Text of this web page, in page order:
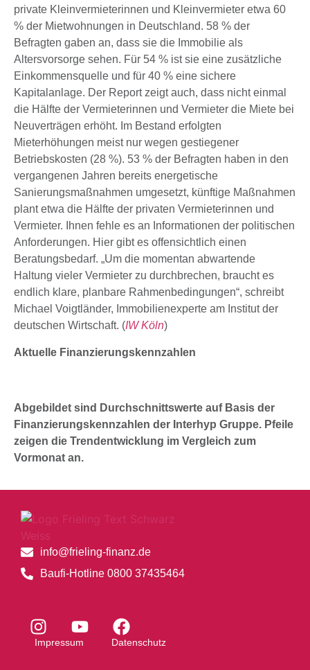
private Kleinvermieterinnen und Kleinvermieter etwa 60
% der Mietwohnungen in Deutschland. 58 % der
Befragten gaben an, dass sie die Immobilie als
Altersvorsorge sehen. Für 54 % ist sie eine zusätzliche
Einkommensquelle und für 40 % eine sichere
Kapitalanlage. Der Report zeigt auch, dass nicht einmal
die Hälfte der Vermieterinnen und Vermieter die Miete bei
Neuverträgen erhöht. Im Bestand erfolgten
Mieterhöhungen meist nur wegen gestiegener
Betriebskosten (28 %). 53 % der Befragten haben in den
vergangenen Jahren bereits energetische
Sanierungsmaßnahmen umgesetzt, künftige Maßnahmen
plant etwa die Hälfte der privaten Vermieterinnen und
Vermieter. Ihnen fehle es an Informationen der politischen
Anforderungen. Hier gibt es offensichtlich einen
Beratungsbedarf. „Um die momentan abwartende
Haltung vieler Vermieter zu durchbrechen, braucht es
endlich klare, planbare Rahmenbedingungen“, schreibt
Michael Voigtländer, Immobilienexperte am Institut der
deutschen Wirtschaft. (IW Köln)
Aktuelle Finanzierungskennzahlen
Abgebildet sind Durchschnittswerte auf Basis der
Finanzierungskennzahlen der Interhyp Gruppe. Pfeile
zeigen die Trendentwicklung im Vergleich zum
Vormonat an.
info@frieling-finanz.de
Baufi-Hotline 0800 37435464
Impressum Datenschutz